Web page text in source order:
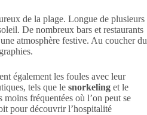
de la plage. Longue de plusieurs
De nombreux bars et restaurants
atmosphère festive. Au coucher du
également les foules avec leur
tels que le snorkeling et le
moins fréquentées où l’on peut se
pour découvrir l’hospitalité